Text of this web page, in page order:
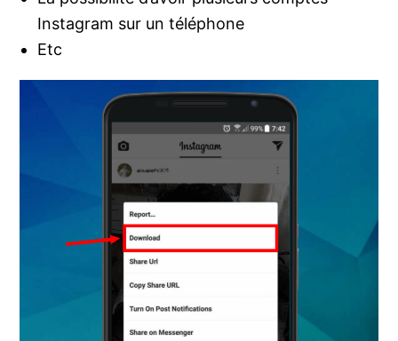
Instagram sur un téléphone
Etc